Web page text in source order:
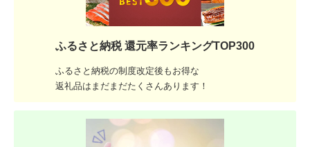
ふるさと納税 還元率ランキングTOP300
ふるさと納税の制度改定後もお得な
返礼品はまだまだたくさんあります！